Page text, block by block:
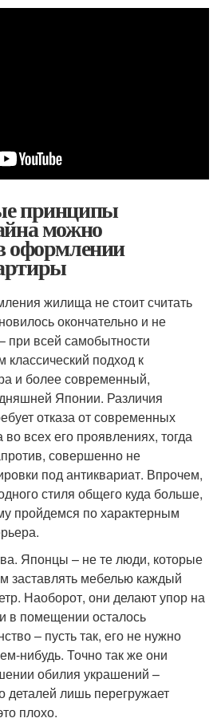
принципы
можно
оформлении
жилища не стоит считать
окончательно и не
при всей самобытности
подход к
и более современный,
Японии. Различия
отказа от современных
всех его проявлениях, тогда
совершенно не
под антиквариат. Впрочем,
стиля общего куда больше,
пройдемся по характерным
Японцы – не те люди, которые
заставлять мебелью каждый
Наоборот, они делают упор на
в помещении осталось
– пусть так, его не нужно
нибудь. Точно так же они
обилия украшений –
деталей лишь перегружает
плохо.